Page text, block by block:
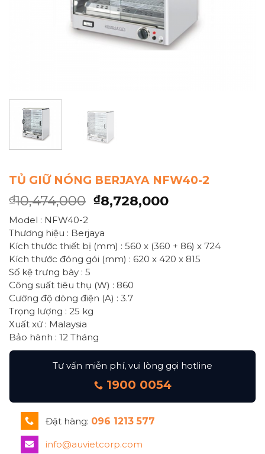
TỦ GIỮ NÓNG BERJAYA NFW40-2
₫10,474,000 ₫8,728,000
Model : NFW40-2
Thương hiệu : Berjaya
Kích thước thiết bị (mm) : 560 x (360 + 86) x 724
Kích thước đóng gói (mm) : 620 x 420 x 815
Số kệ trưng bày : 5
Công suất tiêu thụ (W) : 860
Cường độ dòng điện (A) : 3.7
Trọng lượng : 25 kg
Xuất xứ : Malaysia
Bảo hành : 12 Tháng
Tư vấn miễn phí, vui lòng gọi hotline
1900 0054
Đặt hàng: 096 1213 577
info@auvietcorp.com